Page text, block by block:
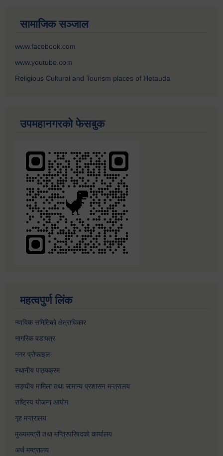
सामाजिक सञ्जाल
www.facebook.com
www.youtube.com
Religious Cultural and Tourism places of Hetauda
उपमहानगरको फेसबुक
महत्वपुर्ण लिंक
न्यायिक समितिको क्षेत्राधिकार
नागरिक वडापत्र
नगर प्रोफाइल
स्थानीय पाठ्यक्रम
सङ्घीय मामिला तथा सामान्य प्रशासन मन्त्रालय
राष्ट्रिय योजना आयोग
गृह मन्त्रालय
मुख्यमन्त्री तथा मन्त्रिपरिषदको कार्यालय
अर्थ मन्त्रालय